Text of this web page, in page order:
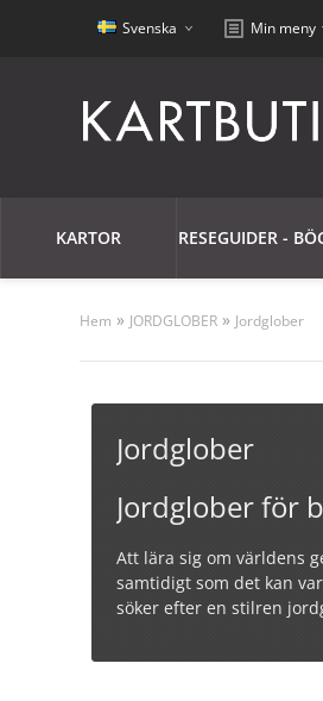
Svenska Min meny
KARTOR RESEGUIDER -
Hem » JORDGLOBER » Jordglober
Jordglober
Jordglober för
Att lära sig om världens
samtidigt som det kan
söker efter en stilren